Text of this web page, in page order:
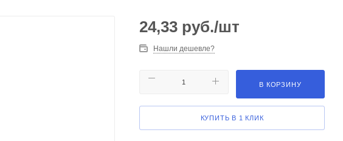
24,33 руб./шт
Нашли дешевле?
В КОРЗИНУ
КУПИТЬ В 1 КЛИК